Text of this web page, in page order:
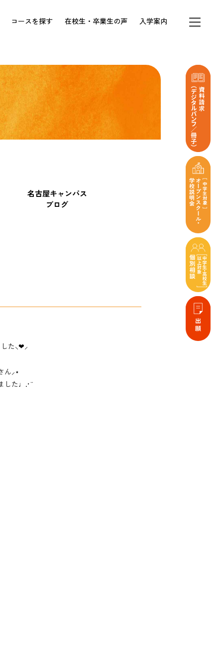
コースを探す 在校生・卒業生の声 入学案内
名古屋キャンパス
ブログ
た⸜❤︎⸝
ん⸝⋆
した♩.•